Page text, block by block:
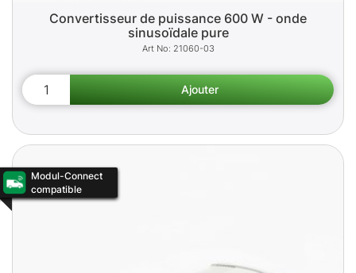
Convertisseur de puissance 600 W - onde
sinusoïdale pure
21060-03
Modul-Connect
compatible